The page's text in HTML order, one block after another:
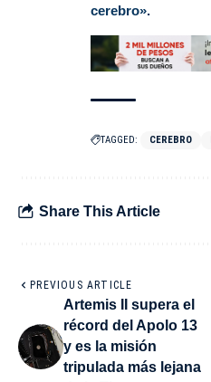
cerebro».
TAGGED: CEREBRO
Share This Article
PREVIOUS ARTICLE
Artemis II supera el
récord del Apolo 13
y es la misión
tripulada más lejana